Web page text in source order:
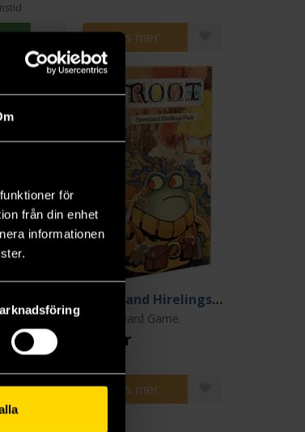
för
från din enhet
informationen
Läs mer
Homeland Hirelings Pack
Root Board Game
255 kr
Läs mer